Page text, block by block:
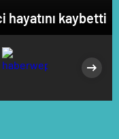
hayatını kaybetti